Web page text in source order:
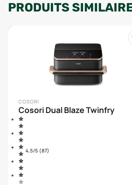
PRODUITS
COSORI
Cosori Dual Blaze Twinfry
4.5/5 (87)